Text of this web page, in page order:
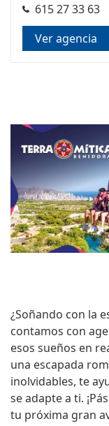
615 27 33 63
Ver agencia
¿Soñando con la
contamos con
esos sueños en
una escapada
inolvidables, te
se adapte a ti.
tu próxima gran